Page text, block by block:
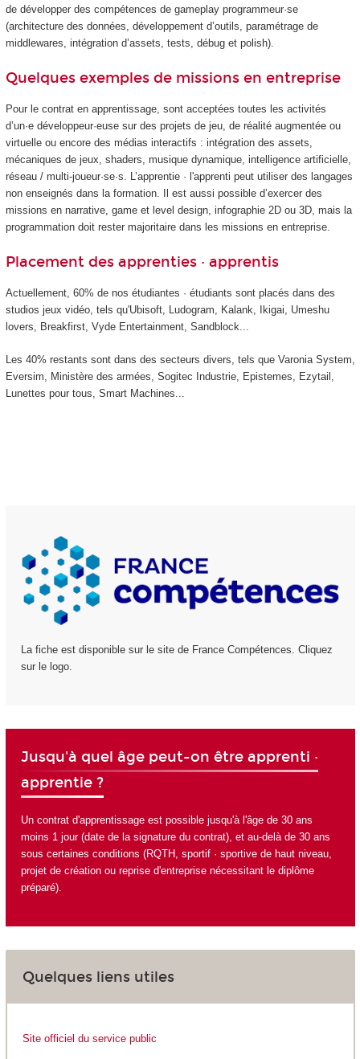
de développer des compétences de gameplay programmeur·se
(architecture des données, développement d’outils, paramétrage de
middlewares, intégration d’assets, tests, débug et polish).
Quelques exemples de missions en entreprise
Pour le contrat en apprentissage, sont acceptées toutes les activités
d’un·e développeur·euse sur des projets de jeu, de réalité augmentée ou
virtuelle ou encore des médias interactifs : intégration des assets,
mécaniques de jeux, shaders, musique dynamique, intelligence artificielle,
réseau / multi-joueur·se·s. L’apprentie · l'apprenti peut utiliser des langages
non enseignés dans la formation. Il est aussi possible d’exercer des
missions en narrative, game et level design, infographie 2D ou 3D, mais la
programmation doit rester majoritaire dans les missions en entreprise.
Placement des apprenties · apprentis
Actuellement, 60% de nos étudiantes · étudiants sont placés dans des
studios jeux vidéo, tels qu'Ubisoft, Ludogram, Kalank, Ikigai, Umeshu
lovers, Breakfirst, Vyde Entertainment, Sandblock...
Les 40% restants sont dans des secteurs divers, tels que Varonia System,
Eversim, Ministère des armées, Sogitec Industrie, Epistemes, Ezytail,
Lunettes pour tous, Smart Machines...
La fiche est disponible sur le site de France Compétences. Cliquez
sur le logo.
Jusqu'à quel âge peut-on être apprenti ·
apprentie ?
Un contrat d'apprentissage est possible jusqu'à l'âge de 30 ans
moins 1 jour (date de la signature du contrat), et au-delà de 30 ans
sous certaines conditions (RQTH, sportif · sportive de haut niveau,
projet de création ou reprise d'entreprise nécessitant le diplôme
préparé).
Quelques liens utiles
Site officiel du service public